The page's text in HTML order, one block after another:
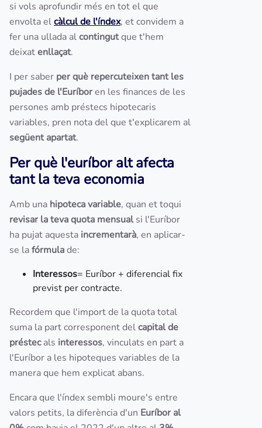
si vols aprofundir més en tot el que
envolta elcàlcul de l'índex, et convidem a
fer una ullada alcontingutque t'hem
deixatenllaçat.
I per saber per què repercuteixen tant les
pujades de l'Euríboren les finances de les
persones amb préstecs hipotecaris
variables, pren nota del que t'explicarem al
següent apartat.
Per què l'euríbor alt afecta
tant la teva economia
Amb una hipoteca variable, quan et toqui
revisar la teva quota mensualsi l'Euríbor
ha pujat aquesta incrementarà, en aplicar-
se lafórmulade:
Interessos= Euríbor + diferencial fix
previst per contracte.
Recordem que l'import de la quota total
suma la part corresponent delcapital de
préstecals interessos, vinculats en part a
l'Euríbor a les hipoteques variables de la
manera que hem explicat abans.
Encara que l'índex sembli moure's entre
valors petits, la diferència d'un Euríbor al